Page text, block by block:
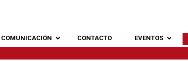
COMUNICACIÓN CONTACTO EVENTOS